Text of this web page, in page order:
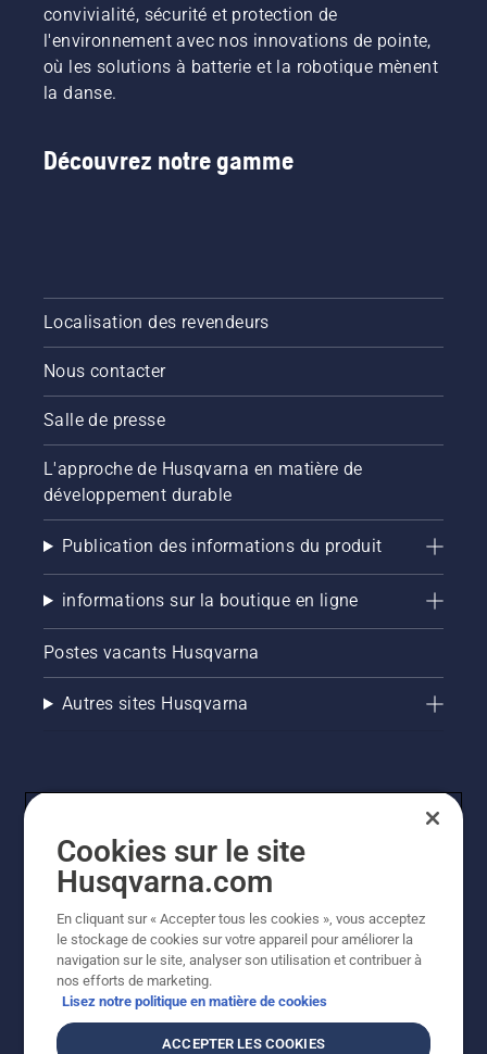
convivialité, sécurité et protection de
l'environnement avec nos innovations de pointe,
où les solutions à batterie et la robotique mènent
la danse.
Découvrez notre gamme
Localisation des revendeurs
Nous contacter
Salle de presse
L'approche de Husqvarna en matière de
développement durable
Publication des informations du produit
informations sur la boutique en ligne
Postes vacants Husqvarna
Autres sites Husqvarna
© Husqvarna AB (publ). Tous droits réservés. Les prix
indiqués sont des prix de vente conseillés. Tous les prix
indiqués sont des prix de vente recommandés (TVA
incluse), sauf si le produit est disponible pour un achat
direct.
Politique relative aux cookiesConditions d'utilisation
Cookies sur le site
Husqvarna.com
En cliquant sur « Accepter tous les cookies », vous acceptez
le stockage de cookies sur votre appareil pour améliorer la
navigation sur le site, analyser son utilisation et contribuer à
nos efforts de marketing.
Lisez notre politique en matière de cookies
ACCEPTER LES COOKIES